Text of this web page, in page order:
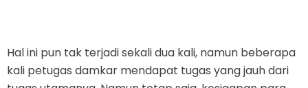
Hal ini pun tak terjadi sekali dua kali, namun beberapa
kali petugas damkar mendapat tugas yang jauh dari